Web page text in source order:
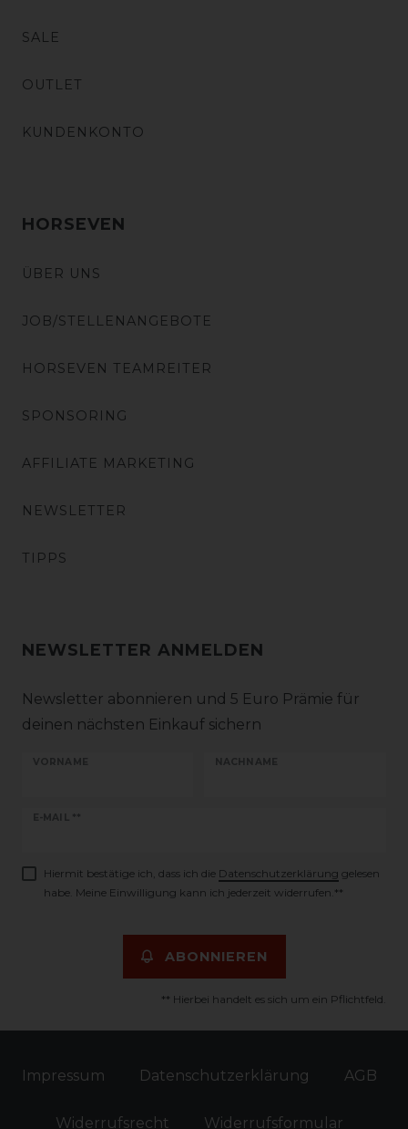
SALE
OUTLET
KUNDENKONTO
HORSEVEN
ÜBER UNS
JOB/STELLENANGEBOTE
HORSEVEN TEAMREITER
SPONSORING
AFFILIATE MARKETING
NEWSLETTER
TIPPS
NEWSLETTER ANMELDEN
Newsletter abonnieren und 5 Euro Prämie für
deinen nächsten Einkauf sichern
VORNAME NACHNAME
E-MAIL **
Newsletter
Hiermit bestätige ich, dass ich die Daten­schutz­erklärung gelesen
habe. Meine Einwilligung kann ich jederzeit widerrufen.**
ABONNIEREN
** Hierbei handelt es sich um ein Pflichtfeld.
Impressum Daten­schutz­erklärung AGB
Widerrufs­recht Widerrufs­formular